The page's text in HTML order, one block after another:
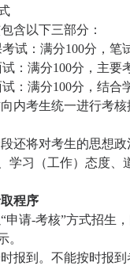
含以下三部分：
试：满分100分，笔
：满分100分，主要
：满分100分，结合
内考生统一进行考
还将对考生的思想
学习（工作）态度、
程序
申请-考核”方式招生
。
报到。不能按时报